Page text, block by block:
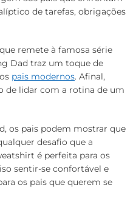
de tarefas, obrigações
remete à famosa série
Dad traz um toque de
pais modernos. Afinal,
de lidar com a rotina de um
os pais podem mostrar que
desafio que a
é perfeita para os
sentir-se confortável e
os pais que querem se